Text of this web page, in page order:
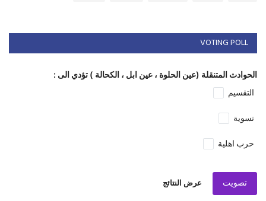
VOTING POLL
الحوادث المتنقلة (عين الحلوة ، عين ابل ، الكحالة ) تؤدي الى :
التقسيم
تسوية
حرب اهلية
تصويت عرض النتائج